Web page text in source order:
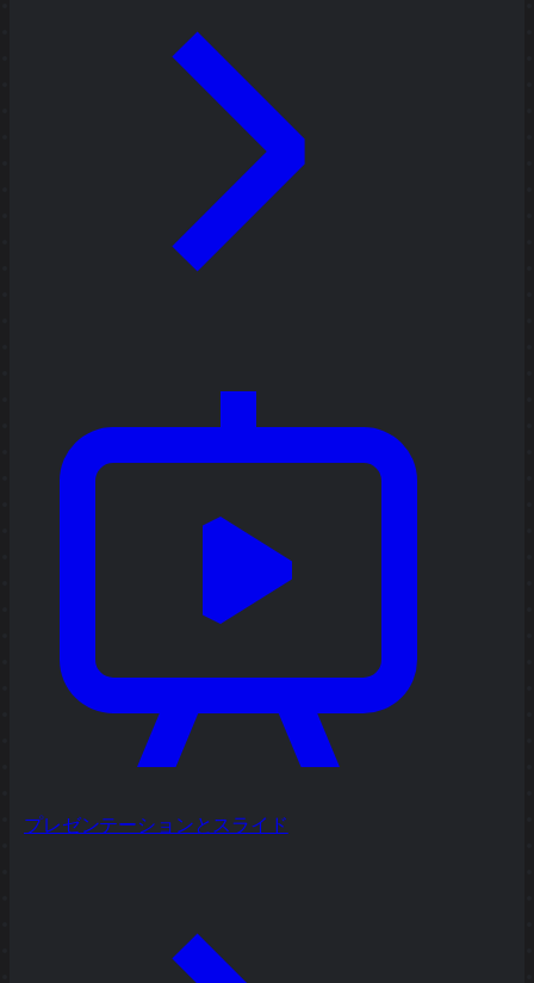
プレゼンテーションとスライド